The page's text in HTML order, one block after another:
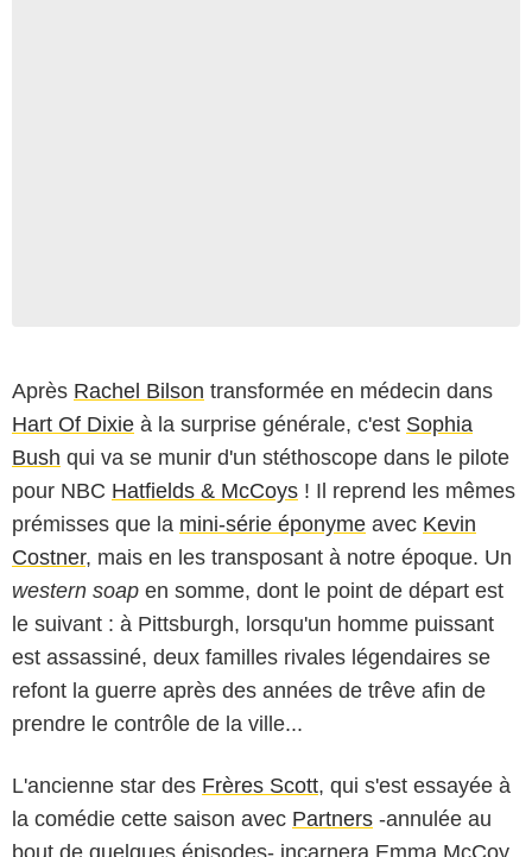
Après Rachel Bilson transformée en médecin dans
Hart Of Dixie à la surprise générale, c'est Sophia
Bush qui va se munir d'un stéthoscope dans le pilote
pour NBC Hatfields & McCoys ! Il reprend les mêmes
prémisses que la mini-série éponyme avec Kevin
Costner, mais en les transposant à notre époque. Un
western soap en somme, dont le point de départ est
le suivant : à Pittsburgh, lorsqu'un homme puissant
est assassiné, deux familles rivales légendaires se
refont la guerre après des années de trêve afin de
prendre le contrôle de la ville...
L'ancienne star des Frères Scott, qui s'est essayée à
la comédie cette saison avec Partners -annulée au
bout de quelques épisodes- incarnera Emma McCoy,